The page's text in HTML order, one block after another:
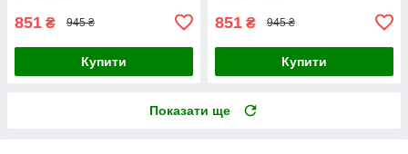
851 ₴ 945 ₴
Купити
851 ₴ 945 ₴
Купити
Показати ще